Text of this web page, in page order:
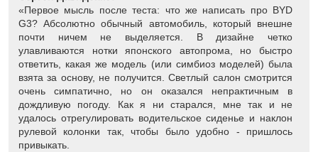
«Первое мысль после теста: что же написать про BYD
G3? Абсолютно обычный автомобиль, который внешне
почти ничем не выделяется. В дизайне четко
улавливаются нотки японского автопрома, но быстро
ответить, какая же модель (или симбиоз моделей) была
взята за основу, не получится. Светлый салон смотрится
очень симпатично, но он оказался непрактичным в
дождливую погоду. Как я ни старался, мне так и не
удалось отрегулировать водительское сиденье и наклон
рулевой колонки так, чтобы было удобно - пришлось
привыкать.